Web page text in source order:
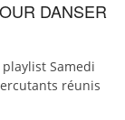
DANSER
Samedi
réunis